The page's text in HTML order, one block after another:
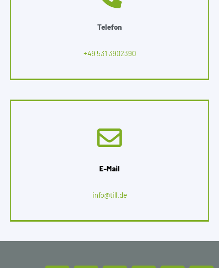
Telefon
+49 531 3902390
E-Mail
info@till.de